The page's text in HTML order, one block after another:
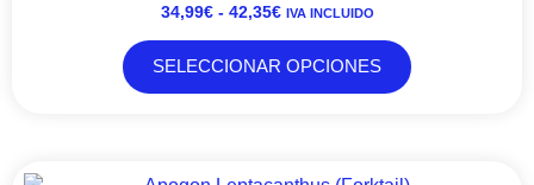
34,99€ - 42,35€HASTA
42,35€
IVA INCLUIDO
SELECCIONAR OPCIONES
se